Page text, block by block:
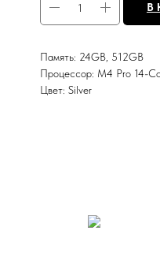
В
Память: 24GB, 512GB
Процессор: M4 Pro 14-
Цвет: Silver